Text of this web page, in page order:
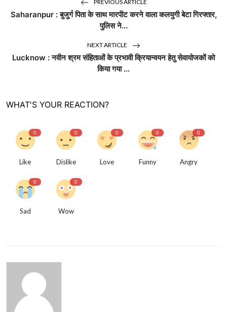
PREVIOUS ARTICLE
Saharanpur : बुजुर्ग पिता के साथ मारपीट करने वाला कलयुगी बेटा गिरफ्तार,
पुलिस ने...
NEXT ARTICLE
Lucknow : नवीन श्रम संहिताओं के प्रभावी क्रियान्वयन हेतु सेवायोजकों को
किया गया ...
WHAT'S YOUR REACTION?
0
Like
0
Dislike
0
Love
0
Funny
0
Angry
0
Sad
0
Wow